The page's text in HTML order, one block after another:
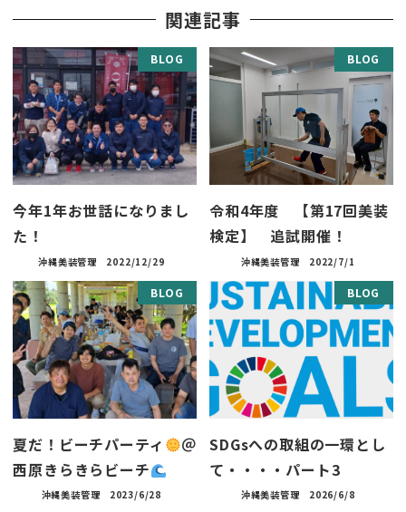
関連記事
BLOG
今年1年お世話になりまし
た！
沖縄美装管理 2022/12/29
BLOG
令和4年度 【第17回美装
検定】 追試開催！
沖縄美装管理 2022/7/1
BLOG
夏だ！ビーチパーティ
＠
西原きらきらビーチ
沖縄美装管理 2023/6/28
BLOG
SDGsへの取組の一環とし
て・・・・パート3
沖縄美装管理 2026/6/8